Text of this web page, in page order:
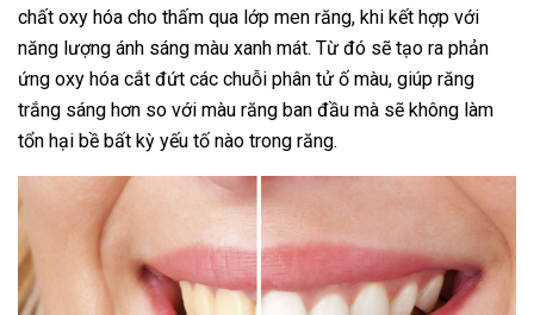
chất oxy hóa cho thấm qua lớp men răng, khi kết hợp với
năng lượng ánh sáng màu xanh mát. Từ đó sẽ tạo ra phản
ứng oxy hóa cắt đứt các chuỗi phân tử ố màu, giúp răng
trắng sáng hơn so với màu răng ban đầu mà sẽ không làm
tổn hại bề bất kỳ yếu tố nào trong răng.